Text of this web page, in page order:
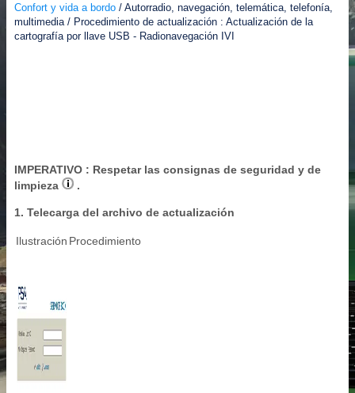
Confort y vida a bordo / Autorradio, navegación, telemática, telefonía,
multimedia / Procedimiento de actualización : Actualización de la
cartografía por llave USB - Radionavegación IVI
IMPERATIVO : Respetar las consignas de seguridad y de
limpieza
.
1. Telecarga del archivo de actualización
Ilustración Procedimiento